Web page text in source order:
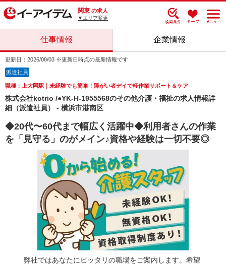
関東 の求人
▼エリア変更
仕事情報 企業情報
更新日：2026/08/03 ※更新日時点の最新情報です
派遣社員
職種：上大岡駅｜未経験でも簡単！障がい者デイで軽作業サポート＆ケア
株式会社kotrio /●YK-H-1955568のその他介護・福祉の求人情報詳
細（派遣社員） - 横浜市港南区
◆20代〜60代まで幅広く活躍中◆利用者さんの作業
を「見守る」のがメイン♪資格や経験は一切不要◎
弊社ではあなたにピッタリの職場をご案内します。希望